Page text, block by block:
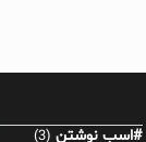
#اسب نوشتن (3)